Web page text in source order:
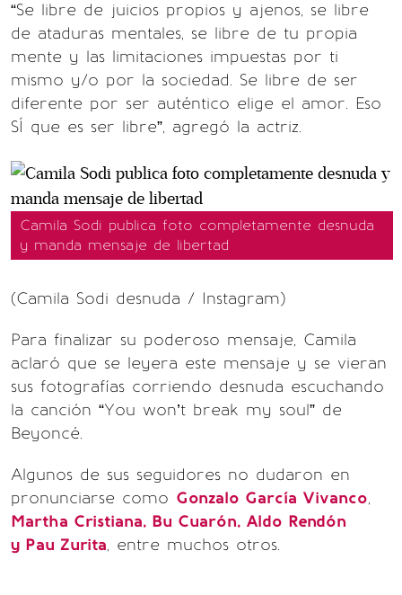
“Se libre de juicios propios y ajenos, se libre
de ataduras mentales, se libre de tu propia
mente y las limitaciones impuestas por ti
mismo y/o por la sociedad. Se libre de ser
diferente por ser auténtico elige el amor. Eso
SÍ que es ser libre”, agregó la actriz.
Camila Sodi publica foto completamente desnuda
y manda mensaje de libertad
(Camila Sodi desnuda / Instagram)
Para finalizar su poderoso mensaje, Camila
aclaró que se leyera este mensaje y se vieran
sus fotografías corriendo desnuda escuchando
la canción “You won’t break my soul” de
Beyoncé.
Algunos de sus seguidores no dudaron en
pronunciarse como Gonzalo García Vivanco,
Martha Cristiana, Bu Cuarón, Aldo Rendón
y Pau Zurita, entre muchos otros.